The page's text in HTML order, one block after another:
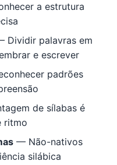
a estrutura
Dividir palavras em
e escrever
padrões
de sílabas é
ritmo
— Não-nativos
silábica